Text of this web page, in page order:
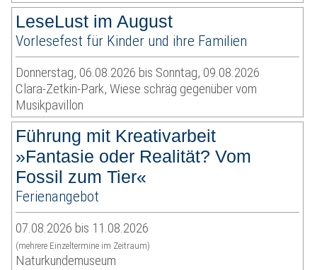
LeseLust im August
Vorlesefest für Kinder und ihre Familien
Donnerstag, 06.08.2026 bis Sonntag, 09.08.2026
Clara-Zetkin-Park, Wiese schräg gegenüber vom
Musikpavillon
Führung mit Kreativarbeit
»Fantasie oder Realität? Vom
Fossil zum Tier«
Ferienangebot
07.08.2026 bis 11.08.2026
(mehrere Einzeltermine im Zeitraum)
Naturkundemuseum